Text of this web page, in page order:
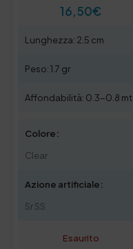
16,50€
Lunghezza: 2.5 cm
Peso: 1.7 gr
Affondabilità: 0.3-0.8 mt
Colore:
Clear
Azione artificiale:
Sr SS
Esaurito